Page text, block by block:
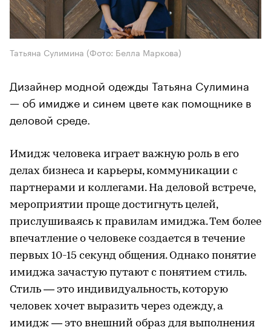
Татьяна Сулимина (Фото: Белла Маркова)
Дизайнер модной одежды Татьяна Сулимина
— об имидже и синем цвете как помощнике в
деловой среде.
Имидж человека играет важную роль в его
делах бизнеса и карьеры, коммуникации с
партнерами и коллегами. На деловой встрече,
мероприятии проще достигнуть целей,
прислушиваясь к правилам имиджа. Тем более
впечатление о человеке создается в течение
первых 10-15 секунд общения. Однако понятие
имиджа зачастую путают с понятием стиль.
Стиль — это индивидуальность, которую
человек хочет выразить через одежду, а
имидж — это внешний образ для выполнения